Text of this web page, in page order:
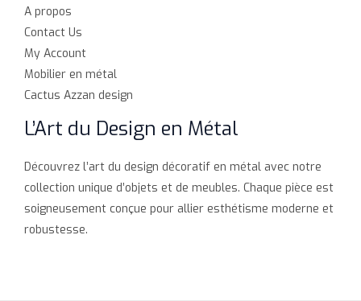
A propos
Contact Us
My Account
Mobilier en métal
Cactus Azzan design
L’Art du Design en Métal
Découvrez l’art du design décoratif en métal avec notre
collection unique d’objets et de meubles. Chaque pièce est
soigneusement conçue pour allier esthétisme moderne et
robustesse.